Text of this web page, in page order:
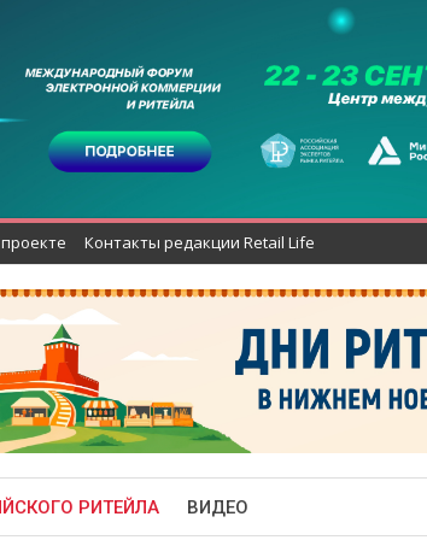
Контакты редакции Retail Life
РИТЕЙЛА ВИДЕО